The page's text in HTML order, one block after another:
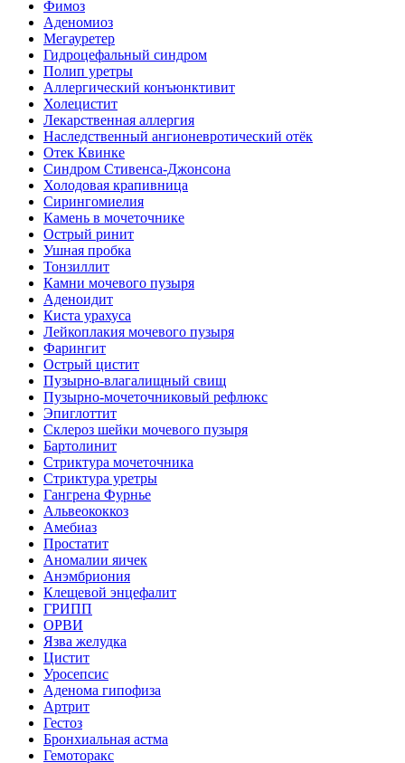
Фимоз
Аденомиоз
Мегауретер
Гидроцефальный синдром
Полип уретры
Аллергический конъюнктивит
Холецистит
Лекарственная аллергия
Наследственный ангионевротический отёк
Отек Квинке
Синдром Стивенса-Джонсона
Холодовая крапивница
Сирингомиелия
Камень в мочеточнике
Острый ринит
Ушная пробка
Тонзиллит
Камни мочевого пузыря
Аденоидит
Киста урахуса
Лейкоплакия мочевого пузыря
Фарингит
Острый цистит
Пузырно-влагалищный свищ
Пузырно-мочеточниковый рефлюкс
Эпиглоттит
Склероз шейки мочевого пузыря
Бартолинит
Стриктура мочеточника
Стриктура уретры
Гангрена Фурнье
Альвеококкоз
Амебиаз
Простатит
Аномалии яичек
Анэмбриония
Клещевой энцефалит
ГРИПП
ОРВИ
Язва желудка
Цистит
Уросепсис
Аденома гипофиза
Артрит
Гестоз
Бронхиальная астма
Гемоторакс